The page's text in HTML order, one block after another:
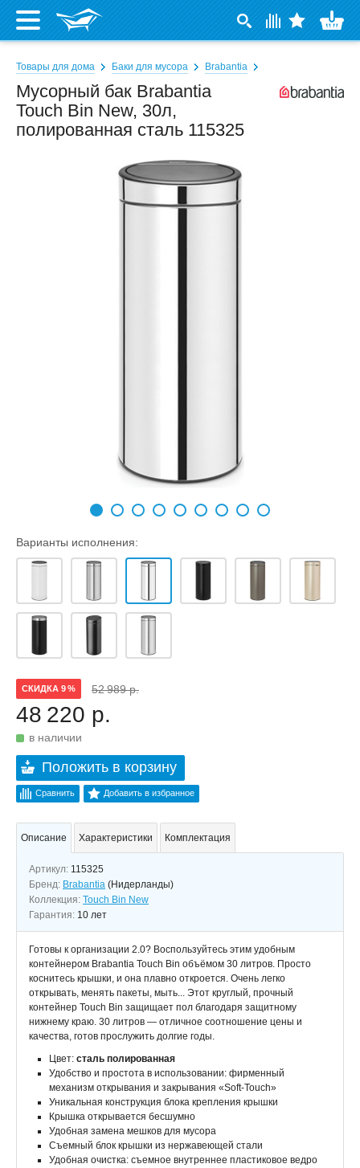
Товары для дома Баки для мусора Brabantia
Мусорный бак Brabantia
Touch Bin New, 30л,
полированная сталь 115325
Варианты исполнения:
СКИДКА 9 % 52 989 р.
48 220 р.
в наличии
Положить в корзину
Сравнить Добавить в избранное
Описание Характеристики Комплектация
Артикул: 115325
Бренд: Brabantia (Нидерланды)
Коллекция: Touch Bin New
Гарантия: 10 лет
Готовы к организации 2.0? Воспользуйтесь этим удобным
контейнером Brabantia Touch Bin объёмом 30 литров. Просто
коснитесь крышки, и она плавно откроется. Очень легко
открывать, менять пакеты, мыть... Этот круглый, прочный
контейнер Touch Bin защищает пол благодаря защитному
нижнему краю. 30 литров — отличное соотношение цены и
качества, готов прослужить долгие годы.
Цвет: сталь полированная
Удобство и простота в использовании: фирменный
механизм открывания и закрывания «Soft-Touch»
Уникальная конструкция блока крепления крышки
Крышка открывается бесшумно
Удобная замена мешков для мусора
Съемный блок крышки из нержавеющей стали
Удобная очистка: съемное внутреннее пластиковое ведро